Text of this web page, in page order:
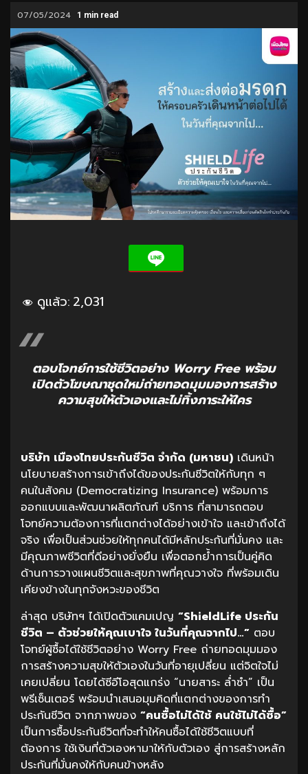
07/05/2024 1 min read
ดูแล้ว: 2,031
ตอบโจทย์การใช้ชีวิตอย่าง Worry Free พร้อม
เปิดตัวโฆษณาชุดใหม่ถ่ายทอดมุมมองการสร้าง
ความสุขให้ตัวเองและไม่ทิ้งภาระให้ใคร
บริษัท เมืองไทยประกันชีวิต จำกัด (มหาชน) เดินหน้า
นโยบายสร้างการเข้าถึงได้ของประกันชีวิตให้กับทุก ๆ
คนในสังคม (Democratizing Insurance) พร้อมการ
ออกแบบและพัฒนาผลิตภัณฑ์ บริการ ที่สามารถตอบ
โจทย์ความต้องการที่แตกต่างได้อย่างเข้าใจ และเข้าถึงได้
จริง เพื่อเป็นส่วนช่วยให้ทุกคนได้มีหลักประกันที่มั่นคง และ
มีคุณภาพชีวิตที่ดีอย่างยั่งยืน เพื่อตอกย้ำการเป็นคู่คิด
ด้านการวางแผนชีวิตและสุขภาพที่คุณวางใจ ที่พร้อมเดิน
เคียงข้างในทุกจังหวะของชีวิต
ล่าสุด บริษัทฯ ได้เปิดตัวแคมเปญ “ShieldLife ประกัน
ชีวิต – ตัวช่วยให้คุณเบาใจ ในวันที่คุณจากไป…” ตอบ
โจทย์ผู้ซื้อได้ใช้ชีวิตอย่าง Worry Free ถ่ายทอดมุมมอง
การสร้างความสุขให้ตัวเองในวันที่อายุเปลี่ยน แต่จิตใจไม่
เคยเปลี่ยน โดยได้ซีอีโอสุดแกร่ง “นายสาระ ล่ำซำ” เป็น
พรีเซ็นเตอร์ พร้อมนำเสนอมุมคิดที่แตกต่างของการทำ
ประกันชีวิต จากภาพของ “คนซื้อไม่ได้ใช้ คนใช้ไม่ได้ซื้อ”
เป็นการซื้อประกันชีวิตที่จะทำให้คนซื้อได้ใช้ชีวิตแบบที่
ต้องการ ใช้เงินที่ตัวเองหามาให้กับตัวเอง สู่การสร้างหลัก
ประกันที่มั่นคงให้กับคนข้างหลัง